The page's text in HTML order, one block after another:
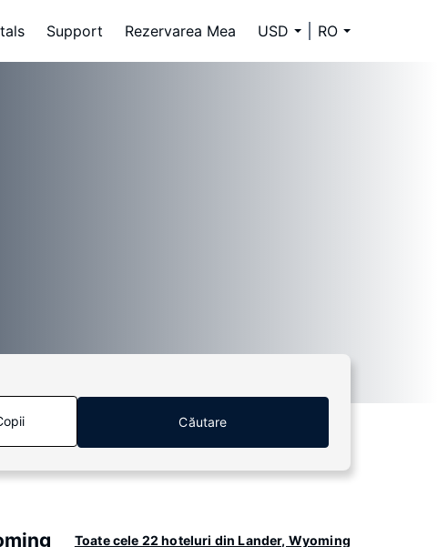
Support Rezervarea Mea USD RO
Căutare
Toate cele 22 hoteluri din Lander, Wyoming